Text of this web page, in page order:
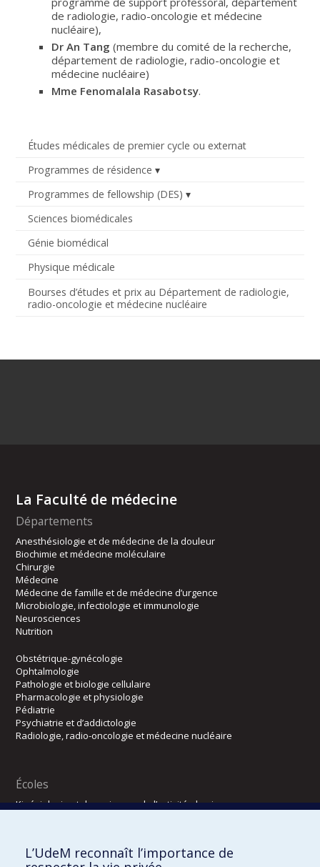
Études médicales de premier cycle ou externat
Programmes de résidence
Programmes de fellowship (DES)
Sciences biomédicales
Génie biomédical
Physique médicale
Bourses d’études et prix au Département de radiologie,
radio-oncologie et médecine nucléaire
de radiologie, radio-oncologie et médecine
nucléaire),
Dr An Tang (membre du comité de la recherche,
département de radiologie, radio-oncologie et
médecine nucléaire)
Mme Fenomalala Rasabotsy.
La Faculté de médecine
Départements
Anesthésiologie et de médecine de la douleur
Biochimie et médecine moléculaire
Chirurgie
Médecine
Médecine de famille et de médecine d’urgence
Microbiologie, infectiologie et immunologie
Neurosciences
Nutrition
Obstétrique-gynécologie
Ophtalmologie
Pathologie et biologie cellulaire
Pharmacologie et physiologie
Pédiatrie
Psychiatrie et d’addictologie
Radiologie, radio-oncologie et médecine nucléaire
Écoles
Kinésiologie et des sciences de l’activité physique
Directions
L’UdeM reconnaît l’importance de